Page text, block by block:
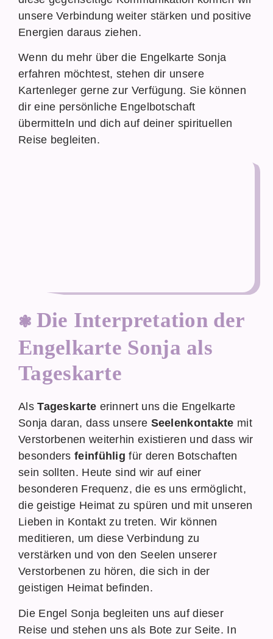
unsere Verbindung weiter stärken und positive
Energien daraus ziehen.
Wenn du mehr über die Engelkarte Sonja
erfahren möchtest, stehen dir unsere
Kartenleger gerne zur Verfügung. Sie können
dir eine persönliche Engelbotschaft
übermitteln und dich auf deiner spirituellen
Reise begleiten.
Die Interpretation der
Engelkarte Sonja als
Tageskarte
AlsTageskarte erinnert uns die Engelkarte
Sonja daran, dass unsere Seelenkontakte mit
Verstorbenen weiterhin existieren und dass wir
besondersfeinfühlig für deren Botschaften
sein sollten. Heute sind wir auf einer
besonderen Frequenz, die es uns ermöglicht,
die geistige Heimat zu spüren und mit unseren
Lieben in Kontakt zu treten. Wir können
meditieren, um diese Verbindung zu
verstärken und von den Seelen unserer
Verstorbenen zu hören, die sich in der
geistigen Heimat befinden.
Die Engel Sonja begleiten uns auf dieser
Reise und stehen uns als Bote zur Seite. In